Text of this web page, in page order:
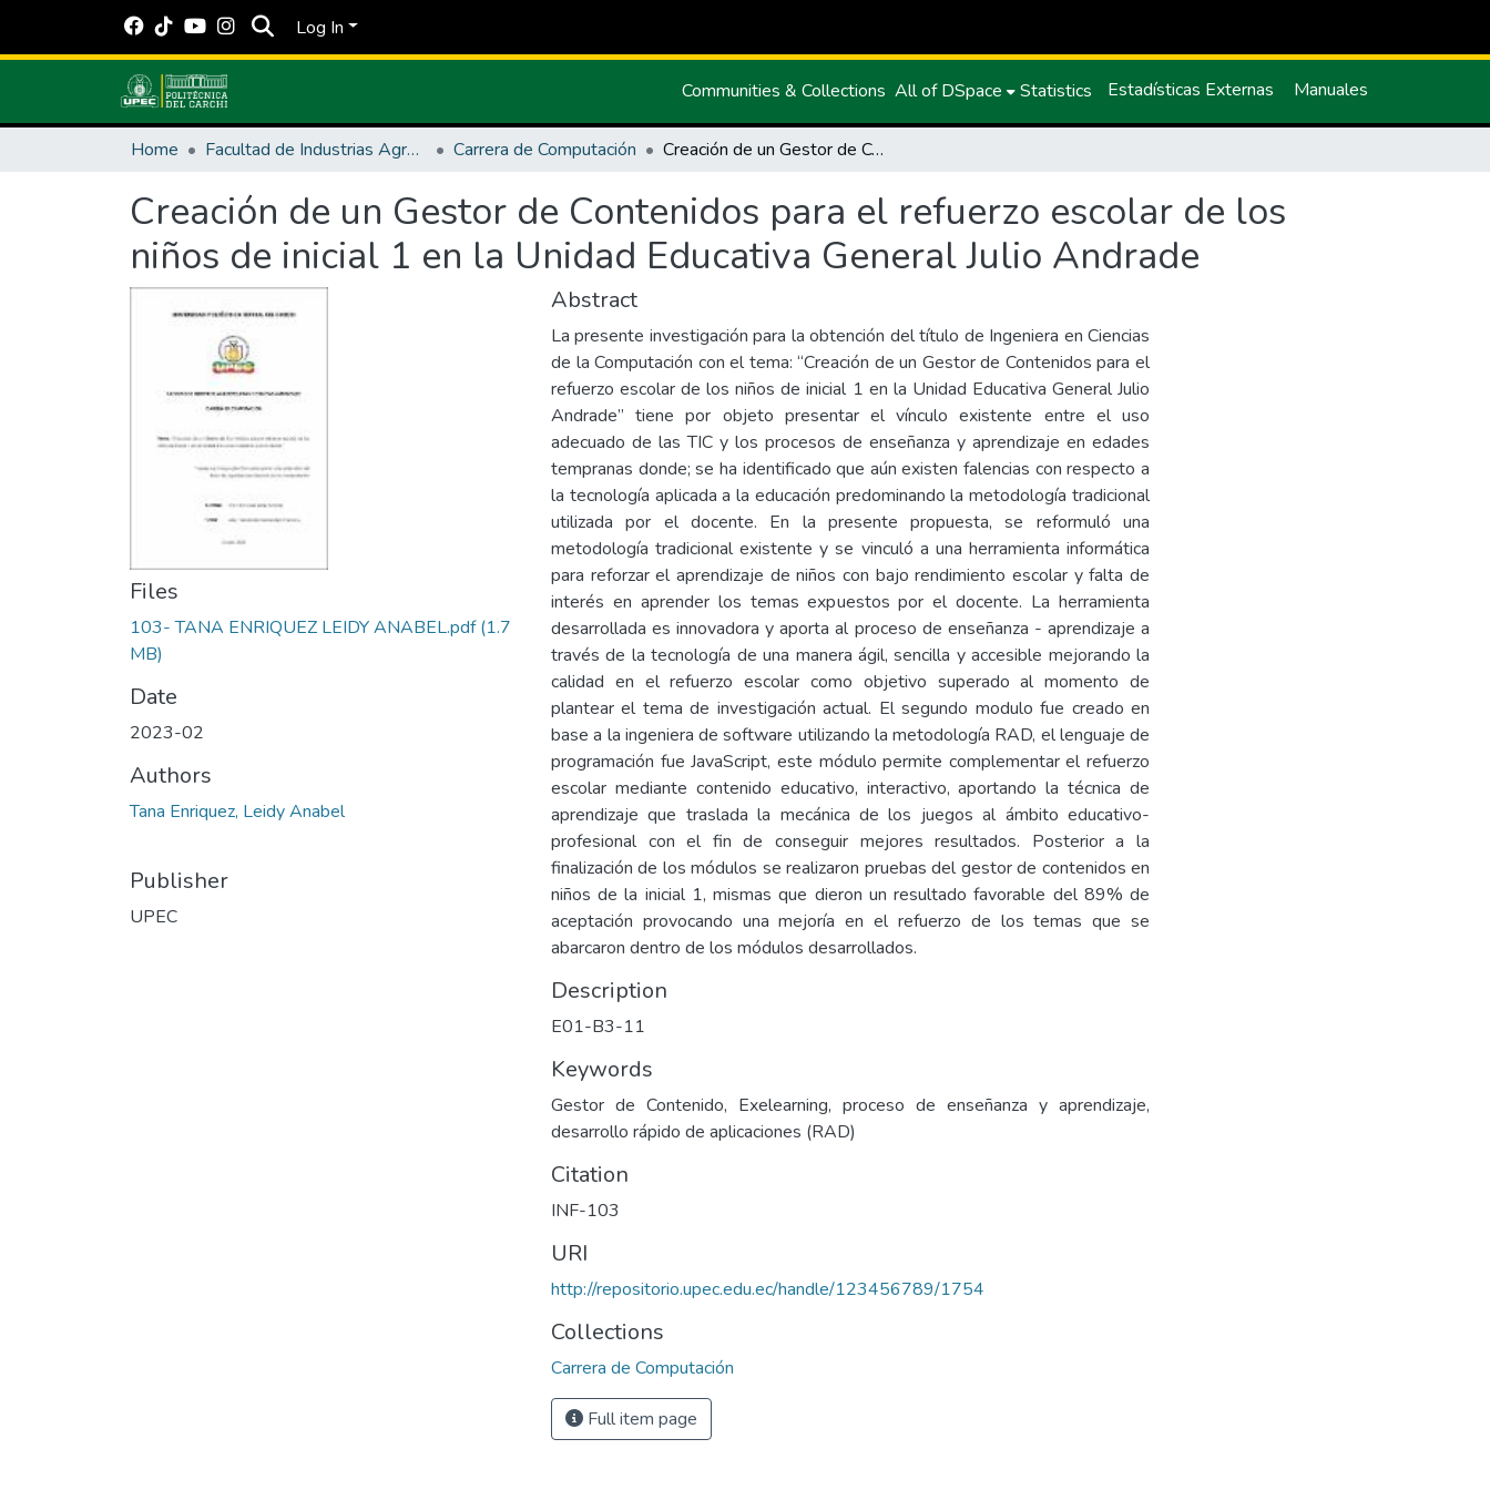
Log In
Communities & Collections All of DSpace Statistics Estadísticas Externas Manuales
Home Facultad de Industrias Agropecuarias y Ciencias Ambientales Carrera de Computación Creación de un Gestor de Contenidos para el refuerzo escolar de los niños de inicial 1 en la Unidad Educativa General Julio Andrade
Creación de un Gestor de Contenidos para el refuerzo escolar de los
niños de inicial 1 en la Unidad Educativa General Julio Andrade
Files
103- TANA ENRIQUEZ LEIDY ANABEL.pdf(1.7
MB)
Date
2023-02
Authors
Tana Enriquez, Leidy Anabel
Publisher
UPEC
Abstract
La presente investigación para la obtención del título de Ingeniera en Ciencias
de la Computación con el tema: “Creación de un Gestor de Contenidos para el
refuerzo escolar de los niños de inicial 1 en la Unidad Educativa General Julio
Andrade” tiene por objeto presentar el vínculo existente entre el uso
adecuado de las TIC y los procesos de enseñanza y aprendizaje en edades
tempranas donde; se ha identificado que aún existen falencias con respecto a
la tecnología aplicada a la educación predominando la metodología tradicional
utilizada por el docente. En la presente propuesta, se reformuló una
metodología tradicional existente y se vinculó a una herramienta informática
para reforzar el aprendizaje de niños con bajo rendimiento escolar y falta de
interés en aprender los temas expuestos por el docente. La herramienta
desarrollada es innovadora y aporta al proceso de enseñanza - aprendizaje a
través de la tecnología de una manera ágil, sencilla y accesible mejorando la
calidad en el refuerzo escolar como objetivo superado al momento de
plantear el tema de investigación actual. El segundo modulo fue creado en
base a la ingeniera de software utilizando la metodología RAD, el lenguaje de
programación fue JavaScript, este módulo permite complementar el refuerzo
escolar mediante contenido educativo, interactivo, aportando la técnica de
aprendizaje que traslada la mecánica de los juegos al ámbito educativo-
profesional con el fin de conseguir mejores resultados. Posterior a la
finalización de los módulos se realizaron pruebas del gestor de contenidos en
niños de la inicial 1, mismas que dieron un resultado favorable del 89% de
aceptación provocando una mejoría en el refuerzo de los temas que se
abarcaron dentro de los módulos desarrollados.
Description
E01-B3-11
Keywords
Gestor de Contenido, Exelearning, proceso de enseñanza y aprendizaje,
desarrollo rápido de aplicaciones (RAD)
Citation
INF-103
URI
http://repositorio.upec.edu.ec/handle/123456789/1754
Collections
Carrera de Computación
Full item page